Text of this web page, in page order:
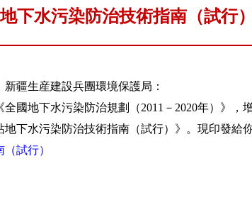
下水污染防治技術指南（試行
疆生産建設兵團環境保護局：
地下水污染防治規劃（2011－2020年）》，
下水污染防治技術指南（試行）》。現印發給
試行）